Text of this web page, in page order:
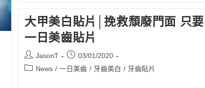
大甲美白貼片│挽救頹廢門面 只要
一日美齒貼片
JasonT
03/01/2020
News / 一日美齒 / 牙齒美白 / 牙齒貼片